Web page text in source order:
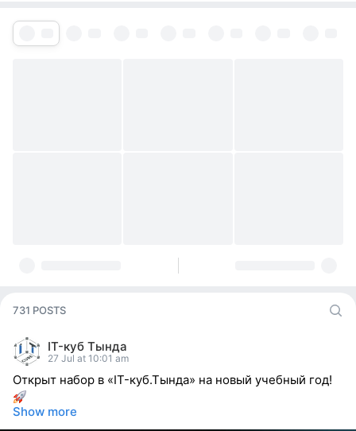
731 POSTS
IT-куб Тында
27 Jul at 10:01 am
Открыт набор в «IT-куб.Тында» на новый учебный год!
Show more